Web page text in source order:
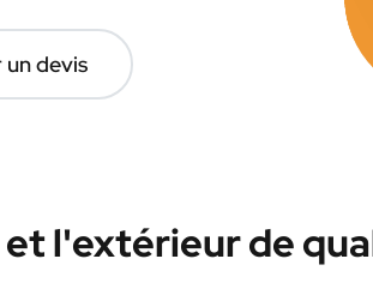
un devis
l'extérieur de